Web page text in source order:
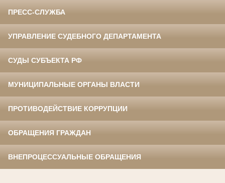
ПРЕСС-СЛУЖБА
УПРАВЛЕНИЕ СУДЕБНОГО ДЕПАРТАМЕНТА
СУДЫ СУБЪЕКТА РФ
МУНИЦИПАЛЬНЫЕ ОРГАНЫ ВЛАСТИ
ПРОТИВОДЕЙСТВИЕ КОРРУПЦИИ
ОБРАЩЕНИЯ ГРАЖДАН
ВНЕПРОЦЕССУАЛЬНЫЕ ОБРАЩЕНИЯ